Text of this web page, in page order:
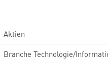
Aktien
Branche Technologie/